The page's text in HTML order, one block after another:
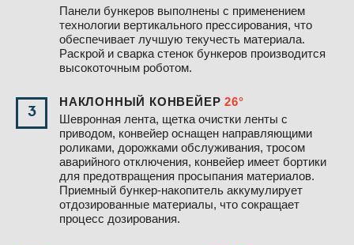
Панели бункеров выполнены с применением
технологии вертикального прессирования, что
обеспечивает лучшую текучесть материала.
Раскрой и сварка стенок бункеров производится
высокоточным роботом.
3
НАКЛОННЫЙ КОНВЕЙЕР26°
Шевронная лента, щетка очистки ленты с
приводом, конвейер оснащен направляющими
роликами, дорожками обслуживания, тросом
аварийного отключения, конвейер имеет бортики
для предотвращения просыпания материалов.
Приемный бункер-накопитель аккумулирует
отдозированные материалы, что сокращает
процесс дозирования.